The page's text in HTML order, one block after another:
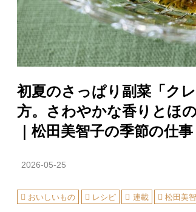
初夏のさっぱり副菜「ク
方。さわやかな香りとほ
｜松田美智子の季節の仕事
2026-05-25
おいしいもの レシピ 連載 松田美